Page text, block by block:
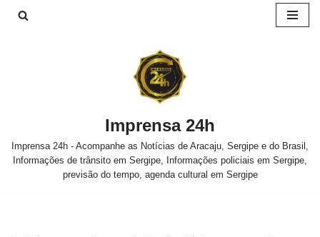
Imprensa 24h
Imprensa 24h - Acompanhe as Notícias de Aracaju, Sergipe e do Brasil,
Informações de trânsito em Sergipe, Informações policiais em Sergipe,
previsão do tempo, agenda cultural em Sergipe